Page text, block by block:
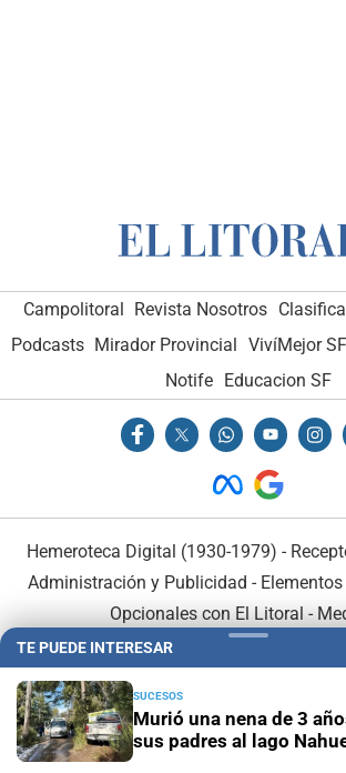
Campolitoral Revista Nosotros
Podcasts Mirador Provincial VivíMejor SF
Notife Educacion SF
Hemeroteca Digital (1930-1979) -
Administración y Publicidad -
Opcionales con El Litoral -
TE PUEDE INTERESAR
SUCESOS
Murió una nena de 3
sus padres al lago